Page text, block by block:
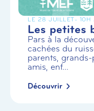
LE 28 JUILLET- 10H
Les petites
Pars à la
cachées du
parents,
amis, enf...
Découvrir